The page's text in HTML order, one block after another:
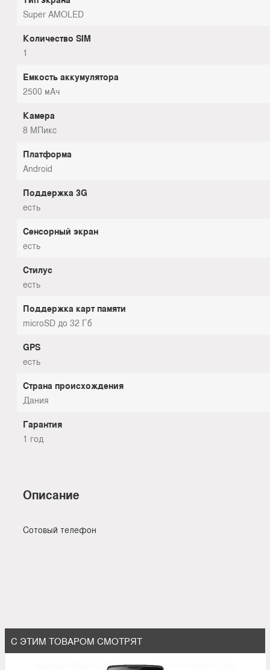
Super AMOLED
Количество SIM
1
Емкость аккумулятора
2500 мАч
Камера
8 МПикс
Платформа
Android
Поддержка 3G
есть
Сенсорный экран
есть
Стилус
есть
Поддержка карт памяти
microSD до 32 Гб
GPS
есть
Страна происхождения
Дания
Гарантия
1 год
Описание
Сотовый телефон
С ЭТИМ ТОВАРОМ СМОТРЯТ